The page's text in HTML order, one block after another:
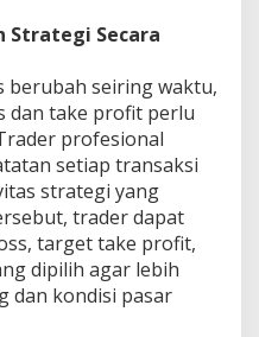
Strategi Secara
berubah seiring waktu,
dan take profit perlu
profesional
setiap transaksi
strategi yang
trader dapat
target take profit,
dipilih agar lebih
dan kondisi pasar